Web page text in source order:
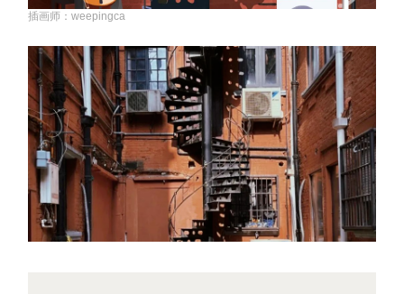
插画师：weepingca